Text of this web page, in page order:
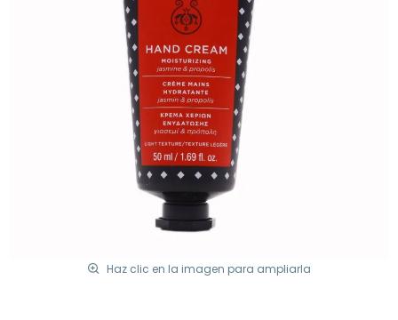
Haz clic en la imagen para ampliarla